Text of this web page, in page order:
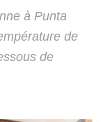
à Punta
de
de